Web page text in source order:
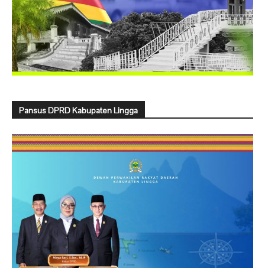
Pansus DPRD Kabupaten Lingga